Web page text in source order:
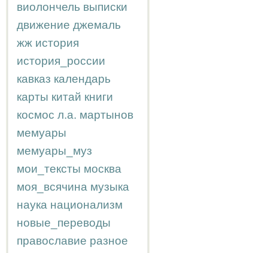
виолончель выписки
движение джемаль
жж история
история_россии
кавказ календарь
карты китай книги
космос л.а. мартынов
мемуары
мемуары_муз
мои_тексты москва
моя_всячина музыка
наука национализм
новые_переводы
православие разное